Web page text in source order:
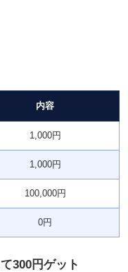
内容
1,000円
1,000円
100,000円
0円
300円ゲット